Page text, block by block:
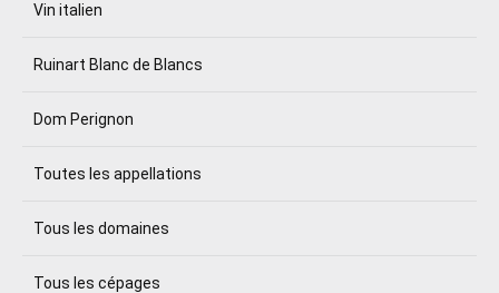
Vin italien
Ruinart Blanc de Blancs
Dom Perignon
Toutes les appellations
Tous les domaines
Tous les cépages